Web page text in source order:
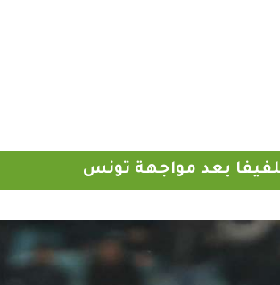
للفيفا بعد مواجهة تونس